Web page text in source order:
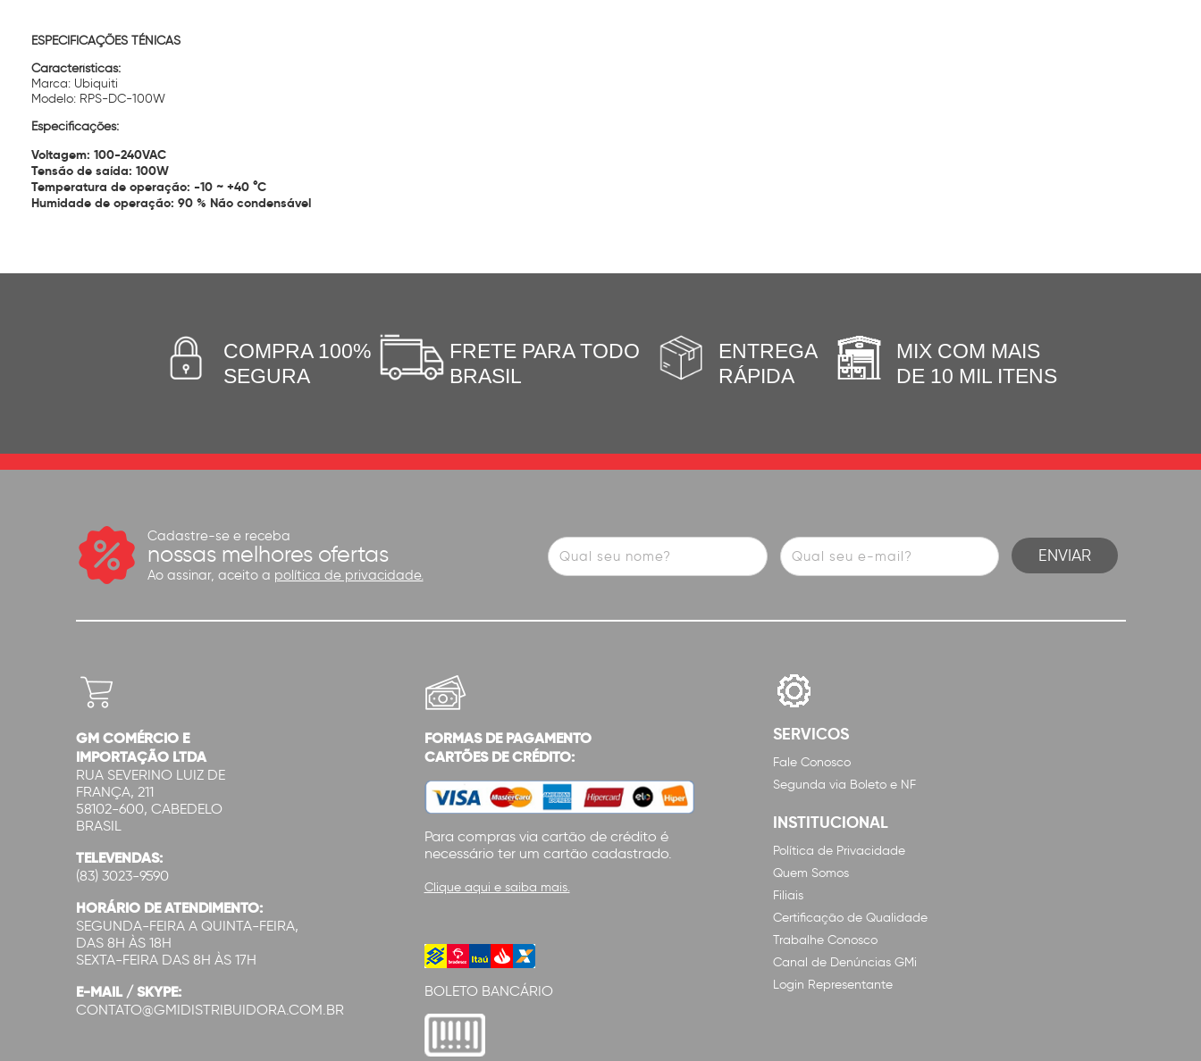
ESPECIFICAÇÕES TÉNICAS
Características:
Marca: Ubiquiti
Modelo: RPS-DC-100W
Especificações:
Voltagem: 100-240VAC
Tensão de saída: 100W
Temperatura de operação: -10 ~ +40 °C
Humidade de operação: 90 % Não condensável
COMPRA 100%
SEGURA
FRETE PARA TODO
BRASIL
ENTREGA
RÁPIDA
MIX COM MAIS
DE 10 MIL ITENS
Cadastre-se e receba
nossas melhores ofertas
Ao assinar, aceito a política de privacidade.
GM COMÉRCIO E
IMPORTAÇÃO LTDA
RUA SEVERINO LUIZ DE
FRANÇA, 211
58102-600, CABEDELO
BRASIL
TELEVENDAS:
(83) 3023-9590
HORÁRIO DE ATENDIMENTO:
SEGUNDA-FEIRA A QUINTA-FEIRA,
DAS 8H ÀS 18H
SEXTA-FEIRA DAS 8H ÀS 17H
E-MAIL / SKYPE:
CONTATO@GMIDISTRIBUIDORA.COM.BR
FORMAS DE PAGAMENTO
CARTÕES DE CRÉDITO:
Para compras via cartão de crédito é
necessário ter um cartão cadastrado.
Clique aqui e saiba mais.
BOLETO BANCÁRIO
SERVICOS
Fale Conosco
Segunda via Boleto e NF
INSTITUCIONAL
Política de Privacidade
Quem Somos
Filiais
Certificação de Qualidade
Trabalhe Conosco
Canal de Denúncias GMi
Login Representante